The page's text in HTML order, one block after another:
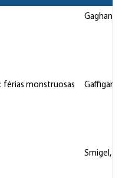
Gaghan,
férias monstruosas Gaffigan,
Smigel,